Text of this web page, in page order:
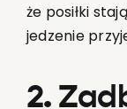
że posiłki
jedzenie
2.